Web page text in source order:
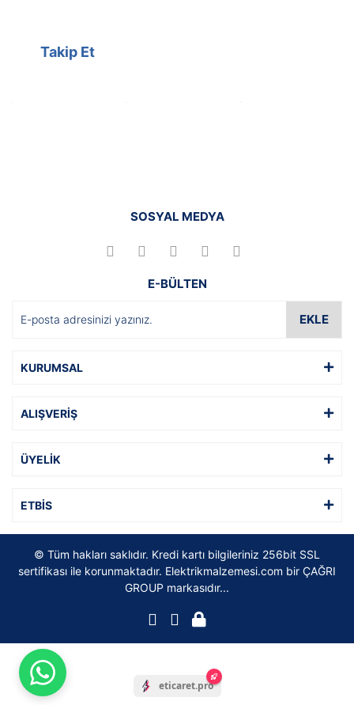
Takip Et
SOSYAL MEDYA
E-BÜLTEN
EKLE
KURUMSAL
ALIŞVERİŞ
ÜYELİK
ETBİS
© Tüm hakları saklıdır. Kredi kartı bilgileriniz 256bit SSL
sertifikası ile korunmaktadır. Elektrikmalzemesi.com bir ÇAĞRI
GROUP markasıdır...
eticaret.pro